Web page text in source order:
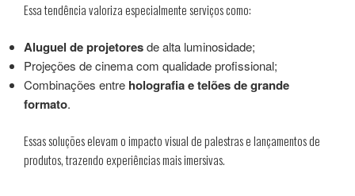
Essa tendência valoriza especialmente serviços como:
Aluguel de projetoresde alta luminosidade;
Projeções de cinema com qualidade profissional;
Combinações entre holografia e telões de grande
formato.
Essas soluções elevam o impacto visual de palestras e lançamentos de
produtos, trazendo experiências mais imersivas.